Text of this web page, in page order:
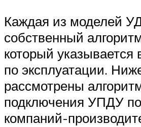
Каждая из моделей
собственный
который указывается
по эксплуатации.
рассмотрены
подключения УПДУ
компаний-